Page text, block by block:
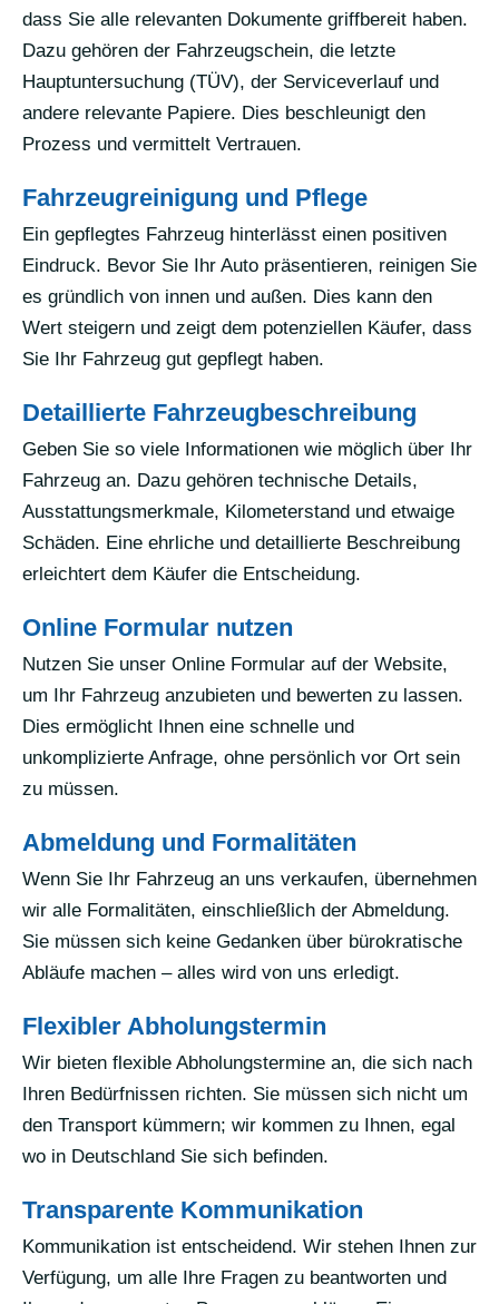
dass Sie alle relevanten Dokumente griffbereit haben.
Dazu gehören der Fahrzeugschein, die letzte
Hauptuntersuchung (TÜV), der Serviceverlauf und
andere relevante Papiere. Dies beschleunigt den
Prozess und vermittelt Vertrauen.
Fahrzeugreinigung und Pflege
Ein gepflegtes Fahrzeug hinterlässt einen positiven
Eindruck. Bevor Sie Ihr Auto präsentieren, reinigen Sie
es gründlich von innen und außen. Dies kann den
Wert steigern und zeigt dem potenziellen Käufer, dass
Sie Ihr Fahrzeug gut gepflegt haben.
Detaillierte Fahrzeugbeschreibung
Geben Sie so viele Informationen wie möglich über Ihr
Fahrzeug an. Dazu gehören technische Details,
Ausstattungsmerkmale, Kilometerstand und etwaige
Schäden. Eine ehrliche und detaillierte Beschreibung
erleichtert dem Käufer die Entscheidung.
Online Formular nutzen
Nutzen Sie unser Online Formular auf der Website,
um Ihr Fahrzeug anzubieten und bewerten zu lassen.
Dies ermöglicht Ihnen eine schnelle und
unkomplizierte Anfrage, ohne persönlich vor Ort sein
zu müssen.
Abmeldung und Formalitäten
Wenn Sie Ihr Fahrzeug an uns verkaufen, übernehmen
wir alle Formalitäten, einschließlich der Abmeldung.
Sie müssen sich keine Gedanken über bürokratische
Abläufe machen – alles wird von uns erledigt.
Flexibler Abholungstermin
Wir bieten flexible Abholungstermine an, die sich nach
Ihren Bedürfnissen richten. Sie müssen sich nicht um
den Transport kümmern; wir kommen zu Ihnen, egal
wo in Deutschland Sie sich befinden.
Transparente Kommunikation
Kommunikation ist entscheidend. Wir stehen Ihnen zur
Verfügung, um alle Ihre Fragen zu beantworten und